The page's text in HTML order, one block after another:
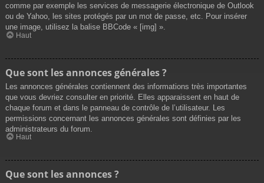
comme par exemple les services de messagerie électronique de Outlook
ou de Yahoo, les sites protégés par un mot de passe, etc. Pour insérer
une image, utilisez la balise BBCode « [img] ».
Haut
Que sont les annonces générales ?
Les annonces générales contiennent des informations très importantes
que vous devriez consulter en priorité. Elles apparaissent en haut de
chaque forum et dans le panneau de contrôle de l’utilisateur. Les
permissions concernant les annonces générales sont définies par les
administrateurs du forum.
Haut
Que sont les annonces ?